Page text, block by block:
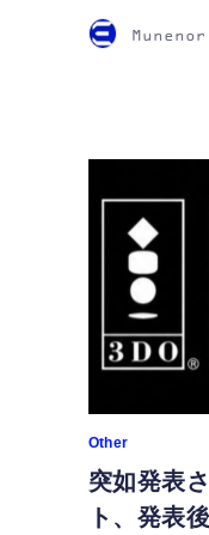
Other
突如発表
ト、発表